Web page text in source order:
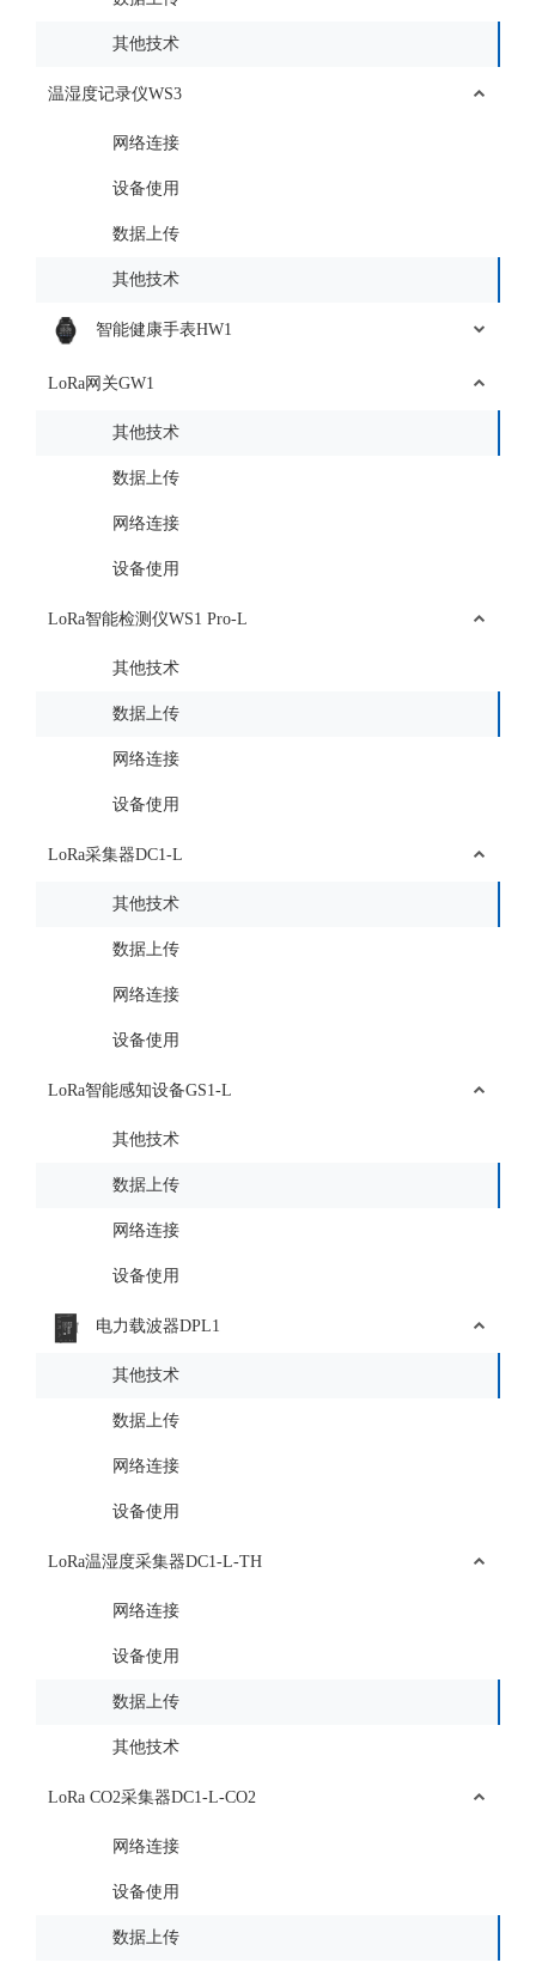
其他技术
温湿度记录仪WS3
网络连接
设备使用
数据上传
其他技术
智能健康手表HW1
LoRa网关GW1
其他技术
数据上传
网络连接
设备使用
LoRa智能检测仪WS1 Pro-L
其他技术
数据上传
网络连接
设备使用
LoRa采集器DC1-L
其他技术
数据上传
网络连接
设备使用
LoRa智能感知设备GS1-L
其他技术
数据上传
网络连接
设备使用
电力载波器DPL1
其他技术
数据上传
网络连接
设备使用
LoRa温湿度采集器DC1-L-TH
网络连接
设备使用
数据上传
其他技术
LoRa CO2采集器DC1-L-CO2
网络连接
设备使用
数据上传